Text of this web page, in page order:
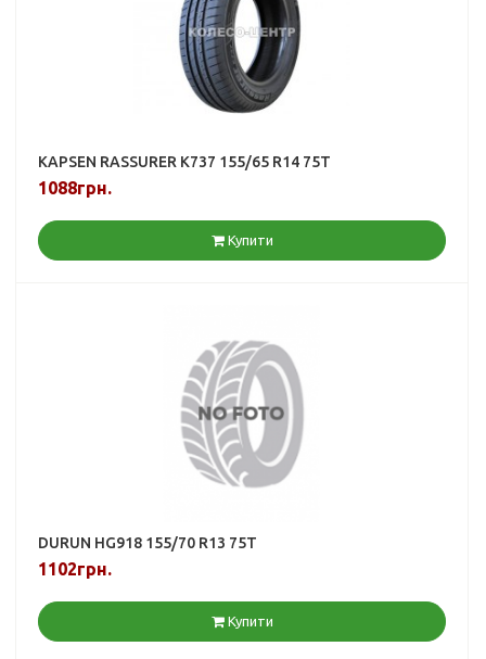
KAPSEN RASSURER K737 155/65 R14 75T
1088грн.
Купити
DURUN HG918 155/70 R13 75T
1102грн.
Купити